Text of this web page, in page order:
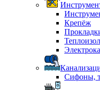
Крепёж
Сифоны,